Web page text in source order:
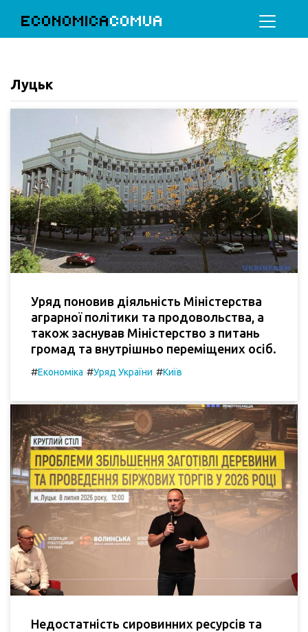
ECONOMICACOMUA
Луцьк
Уряд поновив діяльність Міністерства
аграрної політики та продовольства, а
також заснував Міністерство з питань
громад та внутрішньо переміщених осіб.
#Економіка #Уряд України #Київ
Недостатність сировинних ресурсів та